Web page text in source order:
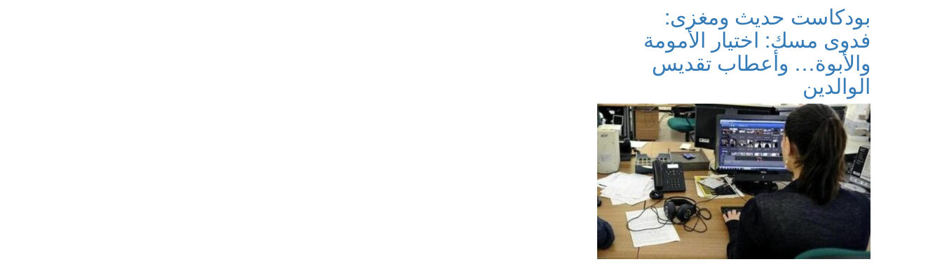
بودكاست حديث ومغزى:
فدوى مسك: اختيار الأمومة
والأبوة… وأعطاب تقديس
الوالدين